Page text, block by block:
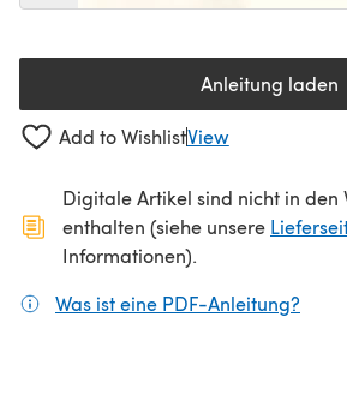
Anleitung laden
(öffnet
Add to WishlistView
Digitale Artikel sind nicht in den
enthalten (siehe unsere
Informationen).
Was ist eine PDF-Anleitung?